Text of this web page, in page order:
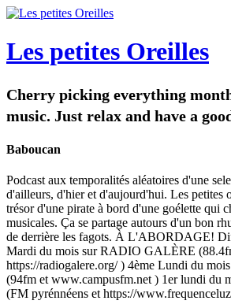
Les petites Oreilles
Cherry picking everything
music. Just relax and have a
Baboucan
Podcast aux temporalités aléatoires d'une
d'ailleurs, d'hier et d'aujourd'hui. Les petites
trésor d'une pirate à bord d'une goélette qui
musicales. Ça se partage autours d'un bon
de derrière les fagots. À L'ABORDAGE!
Mardi du mois sur RADIO GALÈRE
https://radiogalere.org/ ) 4ème Lundi du
(94fm et www.campusfm.net ) 1er lundi du
(FM pyrénnéens et https://